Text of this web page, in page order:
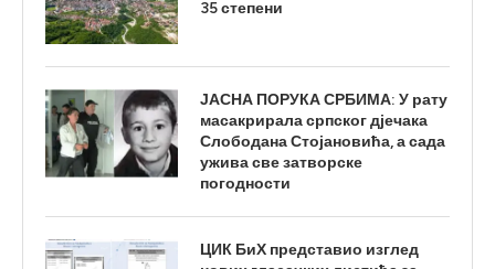
35 степени
ЈАСНА ПОРУКА СРБИМА: У рату
масакрирала српског дјечака
Слободана Стојановића, а сада
ужива све затворске
погодности
ЦИК БиХ представио изглед